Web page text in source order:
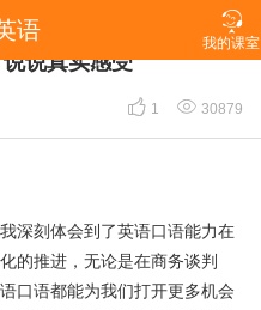

我的课室
语
哪家性价比高？一对一
说真实感受
 1  30879
深刻体会到了英语口语能力在
的推进，无论是在商务谈判
口语都能为我们打开更多机会